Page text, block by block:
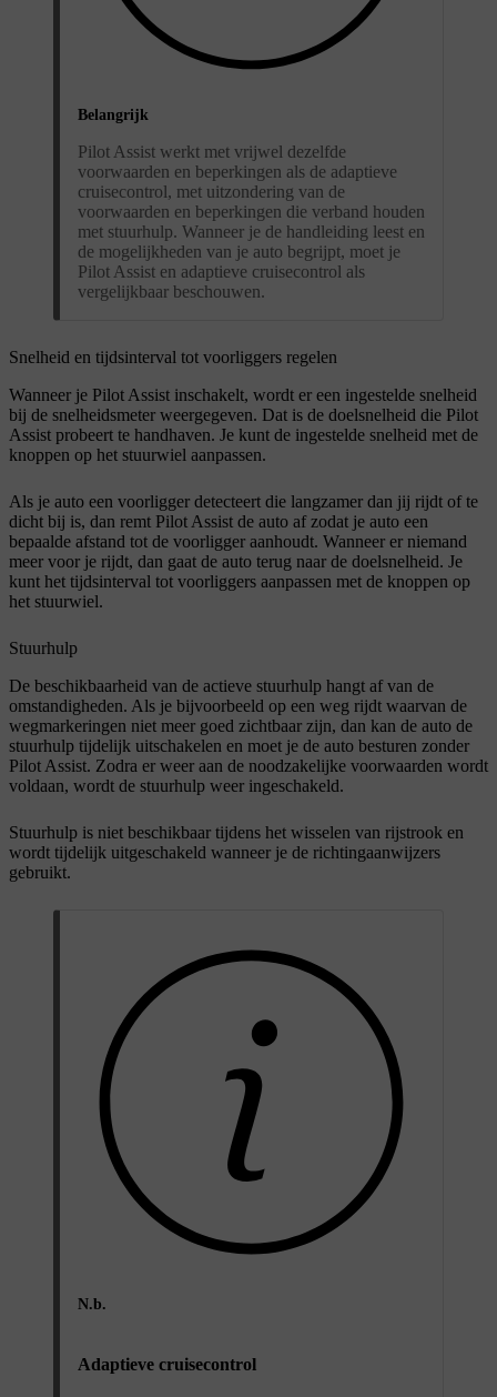
Belangrijk
Pilot Assist werkt met vrijwel dezelfde
voorwaarden en beperkingen als de adaptieve
cruisecontrol, met uitzondering van de
voorwaarden en beperkingen die verband houden
met stuurhulp. Wanneer je de handleiding leest en
de mogelijkheden van je auto begrijpt, moet je
Pilot Assist en adaptieve cruisecontrol als
vergelijkbaar beschouwen.
Snelheid en tijdsinterval tot voorliggers regelen
Wanneer je Pilot Assist inschakelt, wordt er een ingestelde snelheid
bij de snelheidsmeter weergegeven. Dat is de doelsnelheid die Pilot
Assist probeert te handhaven. Je kunt de ingestelde snelheid met de
knoppen op het stuurwiel aanpassen.
Als je auto een voorligger detecteert die langzamer dan jij rijdt of te
dicht bij is, dan remt Pilot Assist de auto af zodat je auto een
bepaalde afstand tot de voorligger aanhoudt. Wanneer er niemand
meer voor je rijdt, dan gaat de auto terug naar de doelsnelheid. Je
kunt het tijdsinterval tot voorliggers aanpassen met de knoppen op
het stuurwiel.
Stuurhulp
De beschikbaarheid van de actieve stuurhulp hangt af van de
omstandigheden. Als je bijvoorbeeld op een weg rijdt waarvan de
wegmarkeringen niet meer goed zichtbaar zijn, dan kan de auto de
stuurhulp tijdelijk uitschakelen en moet je de auto besturen zonder
Pilot Assist. Zodra er weer aan de noodzakelijke voorwaarden wordt
voldaan, wordt de stuurhulp weer ingeschakeld.
Stuurhulp is niet beschikbaar tijdens het wisselen van rijstrook en
wordt tijdelijk uitgeschakeld wanneer je de richtingaanwijzers
gebruikt.
N.b.
Adaptieve cruisecontrol